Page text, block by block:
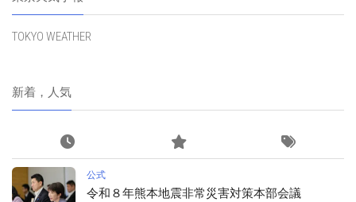
TOKYO WEATHER
新着，人気
公式
令和８年熊本地震非常災害対策本部会議